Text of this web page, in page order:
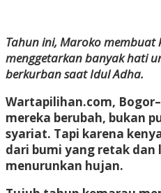
Tahun ini, Maroko membuat
menggetarkan banyak hati
berkurban saat Idul Adha.
Wartapilihan.com, Bogor–
mereka berubah, bukan
syariat. Tapi karena
dari bumi yang retak
menurunkan hujan.